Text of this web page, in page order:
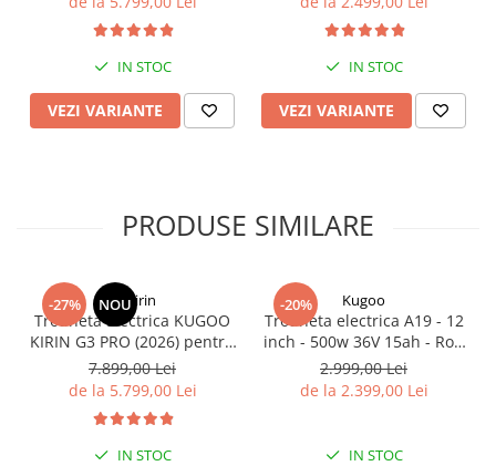
Dual 2x1200W, Autonomie
de 80km, Viteză Până la
65km/h, Baterie 52V 23.2Ah
IN STOC
VEZI VARIANTE
15Ah
IN STOC
VEZI VARIANTE
PRODUSE SIMILARE
-27% NOU
KuKirin
Trotineta Electrica KUGOO
KIRIN G3 PRO (2026) pentru
Teren Accidentat (Off-Road
Electric Scooter) - Motor
Dual 2x1200W, Autonomie
de 80km, Viteză Până la
65km/h, Baterie 52V 23.2Ah
7.899,00 Lei
de la 5.799,00 Lei
IN STOC
-20% Kugoo
Trotineta electrica A19 - 12
inch - 500w 36V 15ah - Roti
Mari pentru off-road
2.999,00 Lei
de la 2.399,00 Lei
IN STOC